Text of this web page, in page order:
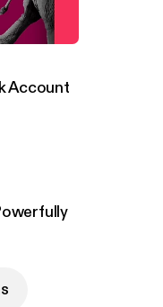
Account